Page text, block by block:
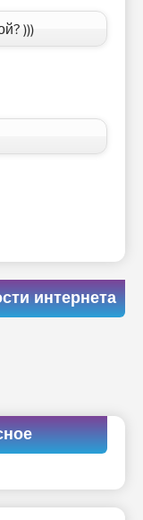
)))
интернета